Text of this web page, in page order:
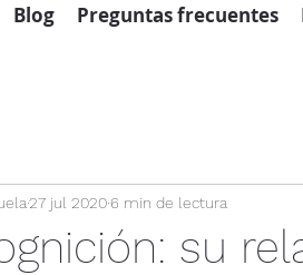
Blog Preguntas frecuentes
su
27 jul 20206 min de lectura